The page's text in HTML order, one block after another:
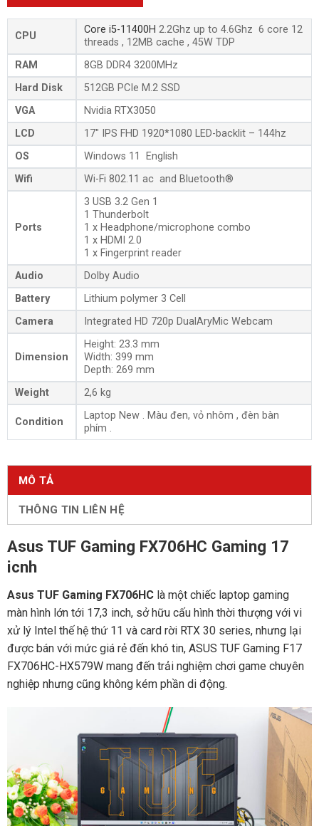
MÔ TẢ
THÔNG TIN LIÊN HỆ
Asus TUF Gaming FX706HC Gaming 17
icnh
Asus TUF Gaming FX706HClà một chiếc laptop gaming
màn hình lớn tới 17,3 inch, sở hữu cấu hình thời thượng với vi
xử lý Intel thế hệ thứ 11 và card rời RTX 30 series, nhưng lại
được bán với mức giá rẻ đến khó tin, ASUS TUF Gaming F17
FX706HC-HX579W mang đến trải nghiệm chơi game chuyên
nghiệp nhưng cũng không kém phần di động.
CPU
Core i5-11400H 2.2Ghz up to 4.6Ghz 6 core 12
threads , 12MB cache , 45W TDP
RAM
8GB DDR4 3200MHz
Hard Disk
512GB PCIe M.2 SSD
VGA
Nvidia RTX3050
LCD
17″ IPS FHD 1920*1080 LED-backlit – 144hz
OS
Windows 11 English
Wifi
Wi-Fi 802.11 ac and Bluetooth®
Ports
3 USB 3.2 Gen 1
1 Thunderbolt
1 x Headphone/microphone combo
1 x HDMI 2.0
1 x Fingerprint reader
Audio
Dolby Audio
Battery
Lithium polymer 3 Cell
Camera
Integrated HD 720p DualAryMic Webcam
Dimension
Height: 23.3 mm
Width: 399 mm
Depth: 269 mm
Weight
2,6 kg
Condition
Laptop New . Màu đen, vỏ nhôm , đèn bàn
phím .